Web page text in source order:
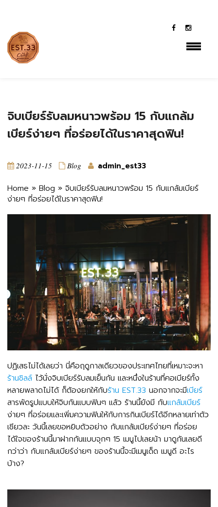
class="post-template-default single single-post postid-
2747 single-format-standard lambert-has-addons lambert-
wp-theme shop-list-4-cols shop-list-tablet-6-cols wpb-js-
composer js-comp-ver-7.2 vc_responsive">
จิบเบียร์รับลมหนาวพร้อม 15 กับแกล้ม
เบียร์ง่ายๆ ที่อร่อยได้ในราคาสุดฟิน!
2023-11-15 Blog admin_est33
Home » Blog » จิบเบียร์รับลมหนาวพร้อม 15 กับแกล้มเบียร์
ง่ายๆ ที่อร่อยได้ในราคาสุดฟิน!
ปฏิเสธไม่ได้เลยว่า นี่คือฤดูกาลเดียวของประเทศไทยที่เหมาะจะหา
ร้านชิลล์ ไว้นั่งจิบเบียร์รับลมเย็นกัน และหนึ่งในร้านที่คอเบียร์ทั้ง
หลายพลาดไม่ได้ ก็ต้องยกให้กับร้าน EST.33 นอกจากจะมีเบียร์
สารพัดรูปแบบให้จิบกันแบบฟินๆ แล้ว ร้านนี้ยังมี กับแกล้มเบียร์
ง่ายๆ ที่อร่อยและเพิ่มความฟินให้กับการกินเบียร์ได้อีกหลายเท่าตัว
เชียวละ วันนี้เลยขอหยิบตัวอย่าง กับแกล้มเบียร์ง่ายๆ ที่อร่อย
ได้ใจของร้านนี้มาฝากกันแบบจุกๆ 15 เมนูไปเลยน้า มาดูกันเลยดี
กว่าว่า กับแกล้มเบียร์ง่ายๆ ของร้านนี้จะมีเมนูเด็ด เมนูดี อะไร
บ้าง?